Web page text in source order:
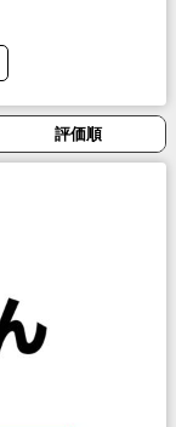
評価順